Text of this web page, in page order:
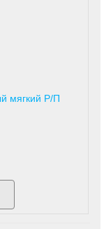
мягкий Р/П